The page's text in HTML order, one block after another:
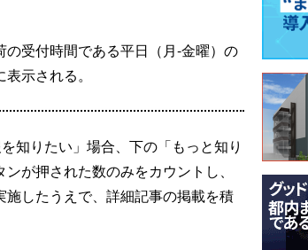
受付時間である平日（月-金曜）の
示される。
知りたい」場合、下の「もっと知り
が押された数のみをカウントし、
したうえで、詳細記事の掲載を積